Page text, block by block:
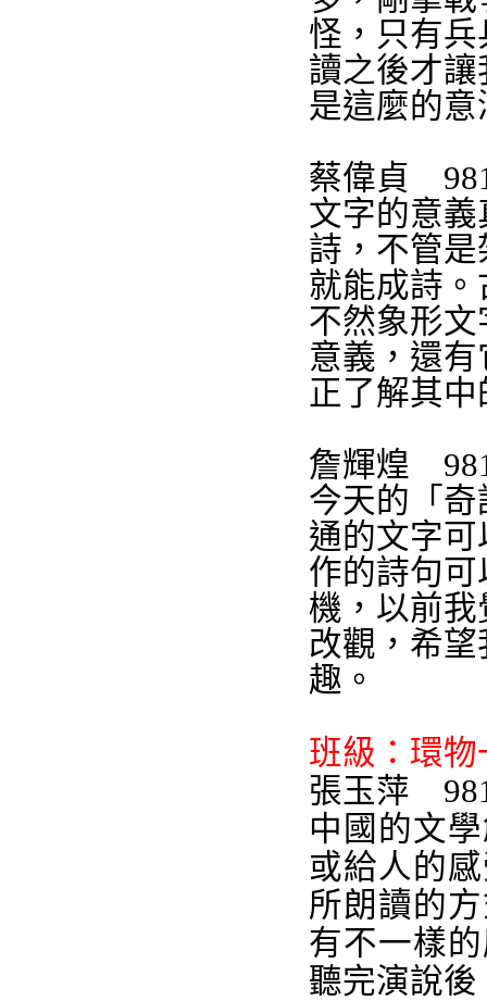
怪，只有
讀之後才
是這麼的
蔡偉貞
文字的意
詩，不管
就能成詩
不然象形
意義，還
正了解其
詹輝煌
今天的「
通的文字
作的詩句
機，以前
改觀，希
趣。
班級：環物
張玉萍
中國的文
或給人的
所朗讀的
有不一樣
聽完演說